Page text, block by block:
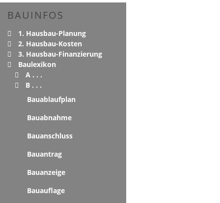
BAUINFOS
1. Hausbau-Planung
2. Hausbau-Kosten
3. Hausbau-Finanzierung
Baulexikon
A . . .
B . . .
Bauablaufplan
Bauabnahme
Bauanschluss
Bauantrag
Bauanzeige
Bauauflage